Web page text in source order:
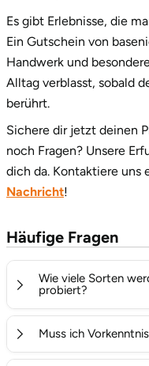
Es gibt Erlebnisse, die
Ein Gutschein von
Handwerk und
Alltag verblasst, sobald
berührt.
Sichere dir jetzt deinen
noch Fragen? Unsere
dich da. Kontaktiere uns
Nachricht!
Häufige Fragen
Wie viele Sorten
probiert?
Muss ich